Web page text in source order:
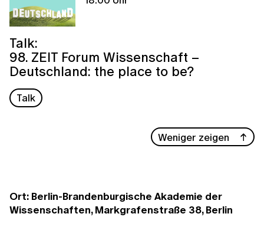
Talk:
98. ZEIT Forum Wissenschaft –
Deutschland: the place to be?
Talk
Weniger zeigen
Ort: Berlin-Brandenburgische Akademie der
Wissenschaften, Markgrafenstraße 38, Berlin